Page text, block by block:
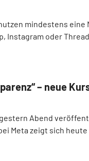
mindestens eine
Instagram oder
Alphabet getoppt
– neue
Abend
Meta zeigt sich heute
fällt vor US-